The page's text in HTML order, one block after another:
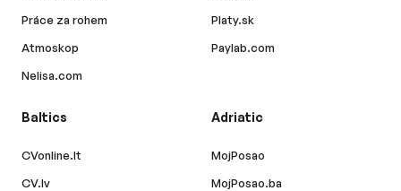
Práce za rohem
Atmoskop
Nelisa.com
Platy.sk
Paylab.com
Baltics
CVonline.lt
CV.lv
Adriatic
MojPosao
MojPosao.ba